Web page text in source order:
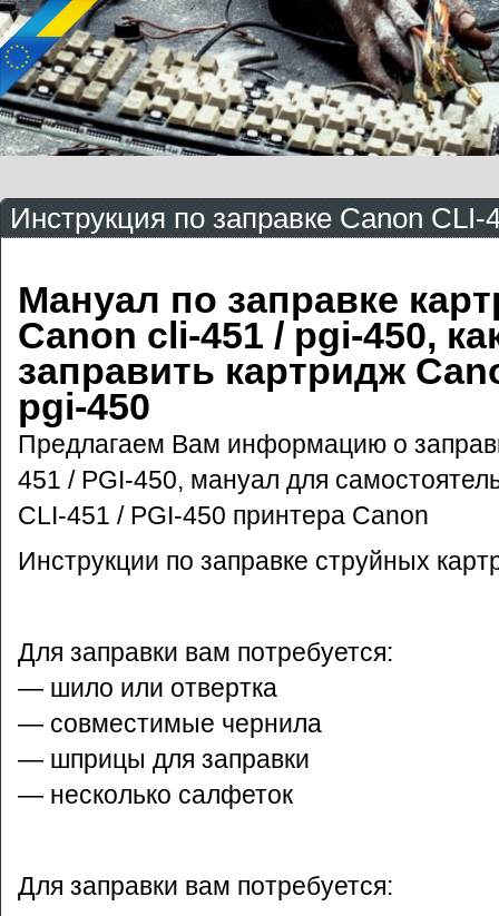
Инструкция по заправке Canon CLI-
Мануал по заправке
Canon cli-451 / pgi-450,
заправить картридж
pgi-450
Предлагаем Вам информацию о
451 / PGI-450, мануал для
CLI-451 / PGI-450 принтера Canon
Инструкции по заправке струйных
Для заправки вам потребуется:
— шило или отвертка
— совместимые чернила
— шприцы для заправки
— несколько салфеток
Для заправки вам потребуется: